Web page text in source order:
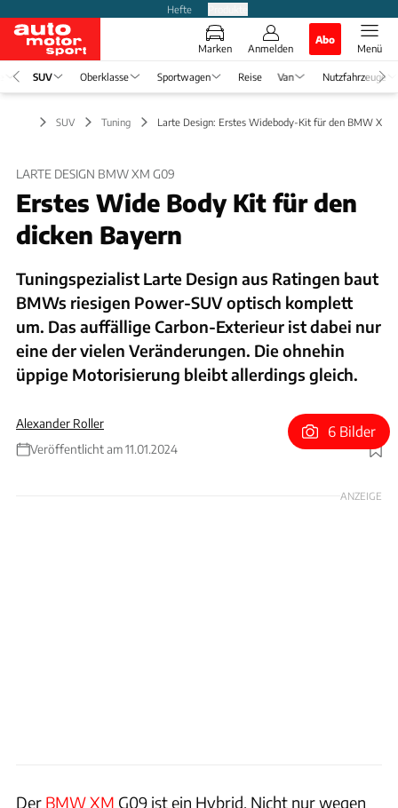
Hefte
Marken Anmelden
Abo
Menü
SUV Oberklasse Sportwagen Reise Van Nutzfahrzeuge
SUV Tuning Larte Design: Erstes Widebody-Kit für den BMW XM
LARTE DESIGN BMW XM G09
Erstes Wide Body Kit für den
dicken Bayern
Tuningspezialist Larte Design aus Ratingen baut
BMWs riesigen Power-SUV optisch komplett
um. Das auffällige Carbon-Exterieur ist dabei nur
eine der vielen Veränderungen. Die ohnehin
üppige Motorisierung bleibt allerdings gleich.
Alexander Roller
Veröffentlicht am 11.01.2024
Foto: Larte Design
6 Bilder
ANZEIGE
Der BMW XM G09 ist ein Hybrid. Nicht nur wegen